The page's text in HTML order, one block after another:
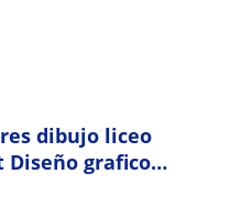
dibujo liceo
grafico
natural